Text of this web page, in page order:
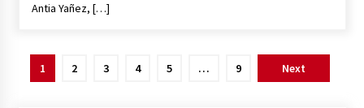
Antia Yañez, […]
Posts
1 2 3 4 5 … 9 Next